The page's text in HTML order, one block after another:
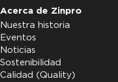
Acerca de Zinpro
Nuestra historia
Eventos
Noticias
Sostenibilidad
Calidad (Quality)